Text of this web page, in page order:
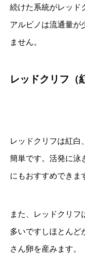
続けた系統がレッド
アルビノは流通量が
ません。
レッドクリフ（
レッドクリフは紅白
簡単です。活発に泳
にもおすすめできま
また、レッドクリフ
多いですしほとんど
さん卵を産みます。